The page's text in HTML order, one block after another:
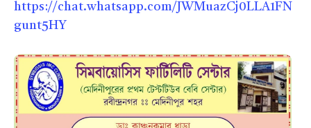
https://chat.whatsapp.com/JWMuazCj0LLA1FN
gunt5HY